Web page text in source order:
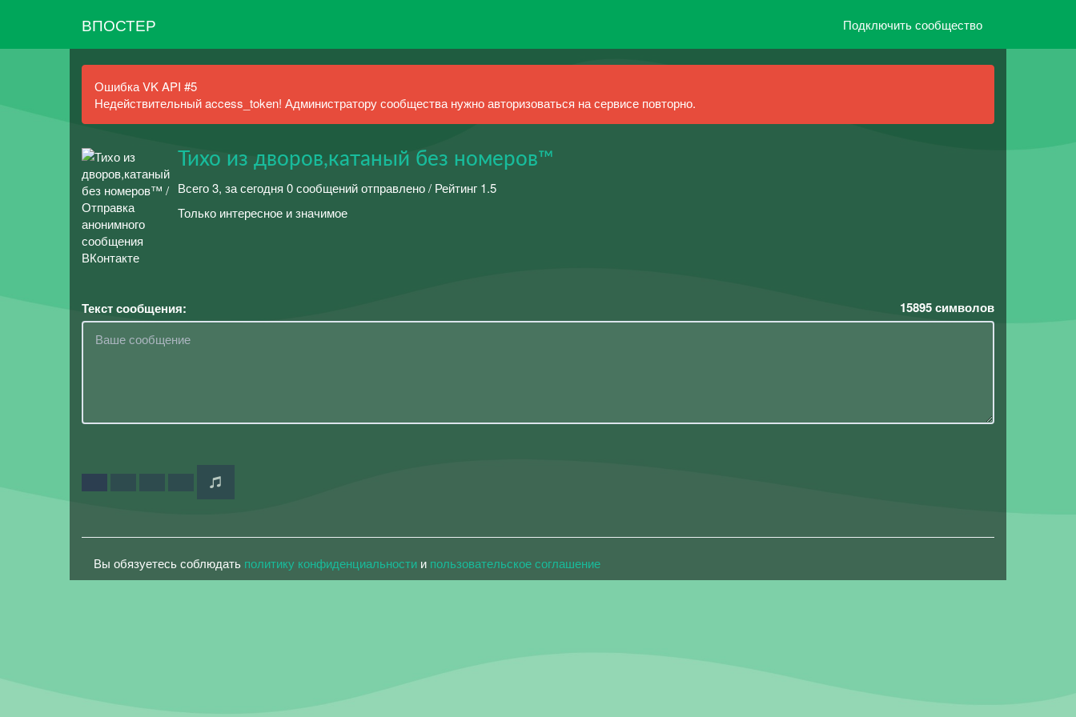
ВПОСТЕР Подключить сообщество
Ошибка VK API #5
Недействительный access_token! Администратору сообщества нужно авторизоваться на сервисе повторно.
Тихо из дворов,катаный без номеров™
Всего 3, за сегодня 0 сообщений отправлено / Рейтинг 1.5
Только интересное и значимое
Текст сообщения: 15895символов
Вы обязуетесь соблюдать политику конфиденциальности и пользовательское соглашение